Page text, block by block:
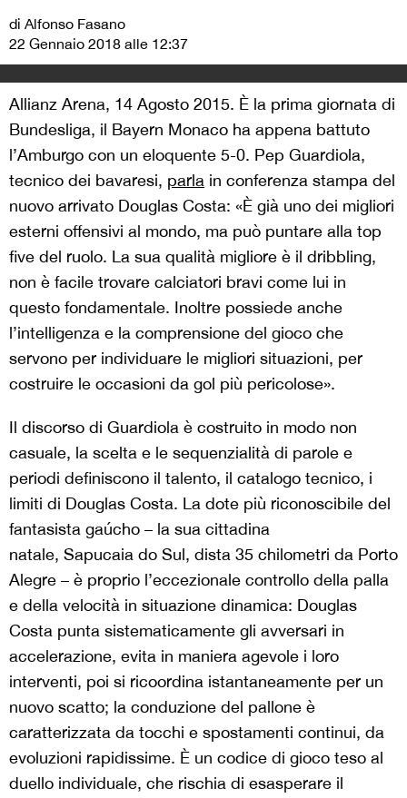
di Alfonso Fasano
22 Gennaio 2018 alle 12:37
Allianz Arena, 14 Agosto 2015. È la prima giornata di
Bundesliga, il Bayern Monaco ha appena battuto
l’Amburgo con un eloquente 5-0. Pep Guardiola,
tecnico dei bavaresi, parla in conferenza stampa del
nuovo arrivato Douglas Costa: «È già uno dei migliori
esterni offensivi al mondo, ma può puntare alla top
five del ruolo. La sua qualità migliore è il dribbling,
non è facile trovare calciatori bravi come lui in
questo fondamentale. Inoltre possiede anche
l’intelligenza e la comprensione del gioco che
servono per individuare le migliori situazioni, per
costruire le occasioni da gol più pericolose».
Il discorso di Guardiola è costruito in modo non
casuale, la scelta e le sequenzialità di parole e
periodi definiscono il talento, il catalogo tecnico, i
limiti di Douglas Costa. La dote più riconoscibile del
fantasista gaúcho – la sua cittadina
natale, Sapucaia do Sul, dista 35 chilometri da Porto
Alegre – è proprio l’eccezionale controllo della palla
e della velocità in situazione dinamica: Douglas
Costa punta sistematicamente gli avversari in
accelerazione, evita in maniera agevole i loro
interventi, poi si ricoordina istantaneamente per un
nuovo scatto; la conduzione del pallone è
caratterizzata da tocchi e spostamenti continui, da
evoluzioni rapidissime. È un codice di gioco teso al
duello individuale, che rischia di esasperare il